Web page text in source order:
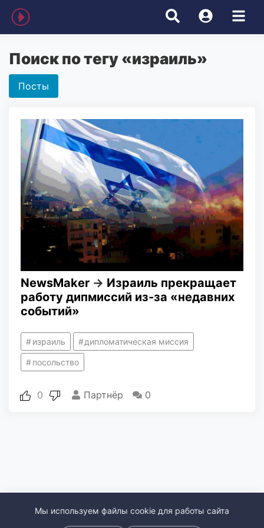
Поиск по тегу «израиль»
Посты
NewsMaker → Израиль прекращает
работу дипмиссий из-за «недавних
событий»
израиль дипломатическая миссия
посольство
0 Партнёр 0
Мы используем файлы cookie для работы сайта